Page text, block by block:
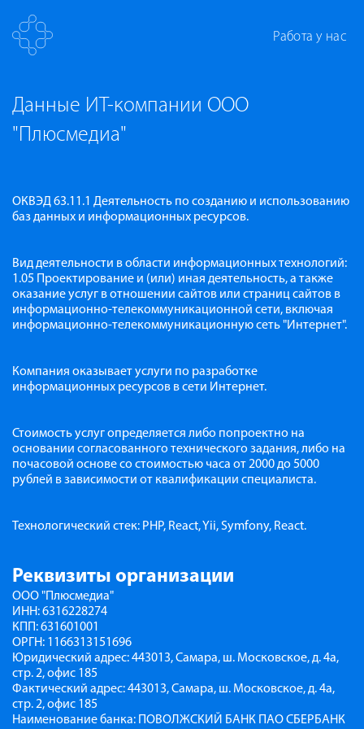
Работа у нас
Данные ИТ-компании ООО
"Плюсмедиа"
ОКВЭД 63.11.1 Деятельность по созданию и использованию
баз данных и информационных ресурсов.
Вид деятельности в области информационных технологий:
1.05 Проектирование и (или) иная деятельность, а также
оказание услуг в отношении сайтов или страниц сайтов в
информационно-телекоммуникационной сети, включая
информационно-телекоммуникационную сеть "Интернет".
Компания оказывает услуги по разработке
информационных ресурсов в сети Интернет.
Стоимость услуг определяется либо попроектно на
основании согласованного технического задания, либо на
почасовой основе со стоимостью часа от 2000 до 5000
рублей в зависимости от квалификации специалиста.
Технологический стек: PHP, React, Yii, Symfony, React.
Реквизиты организации
ООО "Плюсмедиа"
ИНН: 6316228274
КПП: 631601001
ОРГН: 1166313151696
Юридический адрес: 443013, Самара, ш. Московское, д. 4а,
стр. 2, офис 185
Фактический адрес: 443013, Самара, ш. Московское, д. 4а,
стр. 2, офис 185
Наименование банка: ПОВОЛЖСКИЙ БАНК ПАО СБЕРБАНК